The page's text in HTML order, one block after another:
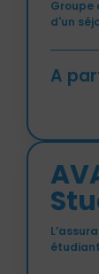
Groupe
d'un
A